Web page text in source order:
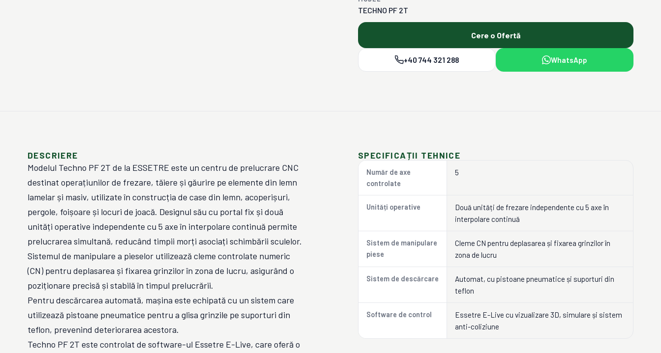
TECHNO PF 2T
Cere o Ofertă
+40 744 321 288 WhatsApp
DESCRIERE
Modelul Techno PF 2T de la ESSETRE este un centru de prelucrare CNC
destinat operațiunilor de frezare, tăiere și găurire pe elemente din lemn
lamelar și masiv, utilizate în construcția de case din lemn, acoperișuri,
pergole, foișoare și locuri de joacă. Designul său cu portal fix și două
unități operative independente cu 5 axe în interpolare continuă permite
prelucrarea simultană, reducând timpii morți asociați schimbării sculelor.
Sistemul de manipulare a pieselor utilizează cleme controlate numeric
(CN) pentru deplasarea și fixarea grinzilor în zona de lucru, asigurând o
poziționare precisă și stabilă în timpul prelucrării.
Pentru descărcarea automată, mașina este echipată cu un sistem care
utilizează pistoane pneumatice pentru a glisa grinzile pe suporturi din
teflon, prevenind deteriorarea acestora.
Techno PF 2T este controlat de software-ul Essetre E-Live, care oferă o
SPECIFICAȚII TEHNICE
Număr de axe
controlate
5
Unități operative
Două unități de frezare independente cu 5 axe în
interpolare continuă
Sistem de manipulare
piese
Cleme CN pentru deplasarea și fixarea grinzilor în
zona de lucru
Sistem de descărcare
Automat, cu pistoane pneumatice și suporturi din
teflon
Software de control
Essetre E-Live cu vizualizare 3D, simulare și sistem
anti-coliziune